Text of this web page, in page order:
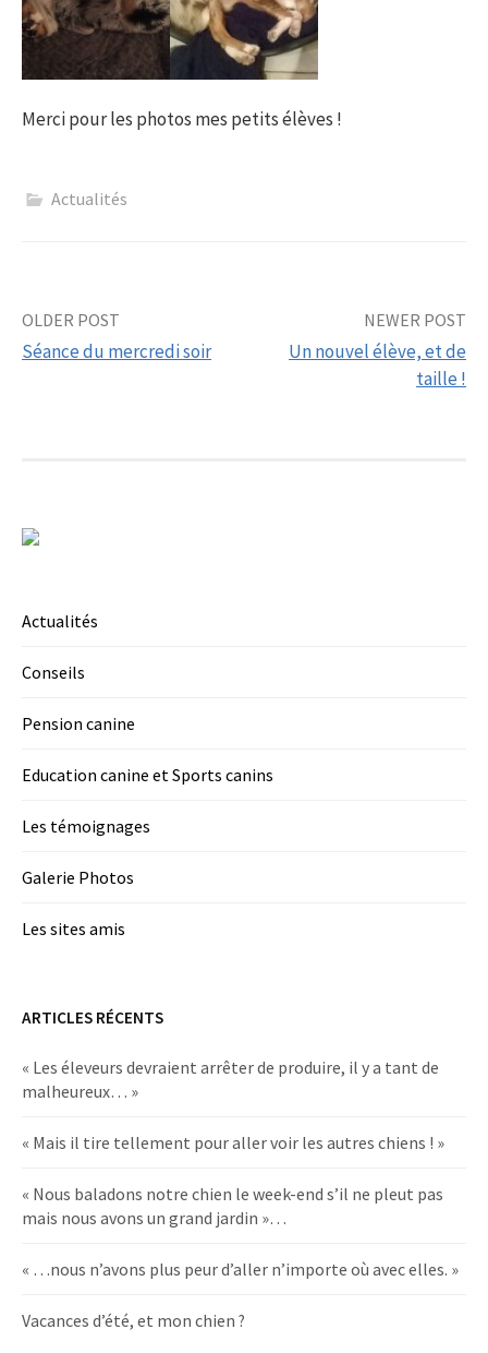
Merci pour les photos mes petits élèves !
Actualités
Post
OLDER POST
Séance du mercredi soir
NEWER POST
Un nouvel élève, et de
taille !
Actualités
Conseils
Pension canine
Education canine et Sports canins
Les témoignages
Galerie Photos
Les sites amis
ARTICLES RÉCENTS
« Les éleveurs devraient arrêter de produire, il y a tant de
malheureux… »
« Mais il tire tellement pour aller voir les autres chiens ! »
« Nous baladons notre chien le week-end s’il ne pleut pas
mais nous avons un grand jardin »…
« …nous n’avons plus peur d’aller n’importe où avec elles. »
Vacances d’été, et mon chien ?